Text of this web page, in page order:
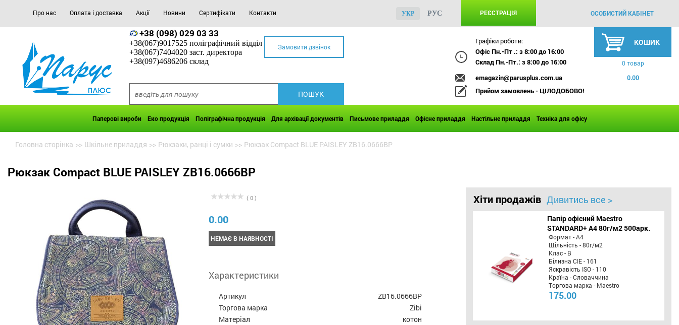
Про нас Оплата і доставка Акції Новини Сертифікати Контакти РЕЄСТРАЦІЯ ОСОБИСТИЙ КАБІНЕТ
УКР РУС
+38 (098) 029 03 33
+38(067)9017525 поліграфічний відділ
+38(067)7404020 заст. директора
+38(097)4686206 склад
Замовити дзвінок
Графіки роботи:
Офіс Пн.-Пт .: з 8:00 до 16:00
Склад Пн.-Пт.: з 8:00 до 16:00
emagazin@parusplus.com.ua
Прийом замовлень - ЦІЛОДОБОВО!
КОШИК
0 товар
0.00
Паперові вироби Еко продукція Поліграфічна продукція Для архівації документів Письмове приладдя Офісне приладдя Настільне приладдя Техніка для офісу
Головна сторінка >> Шкільне приладдя >> Рюкзаки, ранці і сумки >> Рюкзак Compact BLUE PAISLEY ZB16.0666BP
Рюкзак Compact BLUE PAISLEY ZB16.0666BP
( 0 )
0.00
НЕМАЄ В НАЯВНОСТІ
Характеристики
Артикул
ZB16.0666BP
Торгова марка
Zibi
Матеріал
котон
Хіти продажів Дивитись все >
Папір офісний Maestro
STANDARD+ А4 80г/м2 500арк.
Формат - А4
Щільність - 80г/м2
Клас - B
Білизна CIE - 161
Яскравість ISO - 110
Країна - Словаччина
Торгова марка - Maestro
175.00